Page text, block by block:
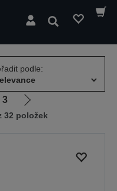
Hledat
podle:
3
Jít
na
32 položek